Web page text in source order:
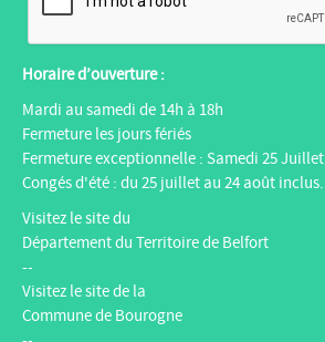
Horaire d’ouverture :
Mardi au samedi de 14h à 18h
Fermeture les jours fériés
Fermeture exceptionnelle : Samedi 25 Juillet
Congés d'été : du 25 juillet au 24 août inclus.
Visitez le site du
Département du Territoire de Belfort
--
Visitez le site de la
Commune de Bourogne